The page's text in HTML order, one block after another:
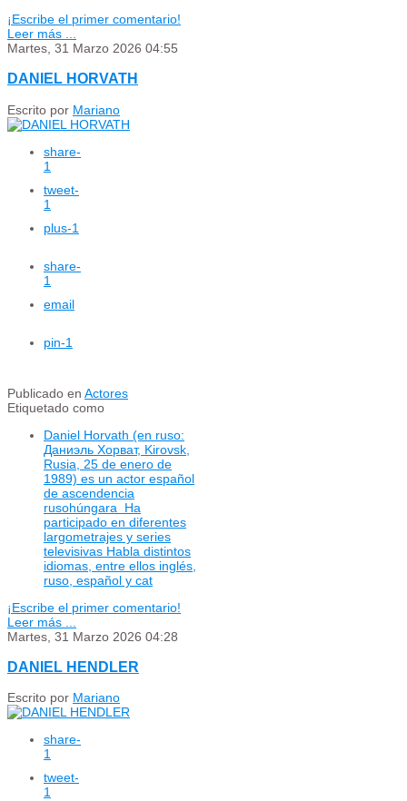
¡Escribe el primer comentario!
Leer más ...
Martes, 31 Marzo 2026 04:55
DANIEL HORVATH
Escrito por Mariano
share-
1
tweet-
1
plus-1
share-
1
email
pin-1
Publicado en Actores
Etiquetado como
Daniel Horvath (en ruso:
Даниэль Хорват, Kirovsk,
Rusia, 25 de enero de
1989) es un actor español
de ascendencia
rusohúngara ​ Ha
participado en diferentes
largometrajes y series
televisivas Habla distintos
idiomas, entre ellos inglés,
ruso, español y cat
¡Escribe el primer comentario!
Leer más ...
Martes, 31 Marzo 2026 04:28
DANIEL HENDLER
Escrito por Mariano
share-
1
tweet-
1